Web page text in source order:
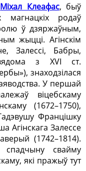
Міхал Клеафас, быў
родаў
ў дзяржаўным,
жыцці. Агінскім
Залессі, Бабры,
з ХVI ст.
знаходзілася
У першай
віцебскаму
(1672–1750),
Францішку
Агінскага Залессе
(1742–1814).
свайму
які пражыў тут